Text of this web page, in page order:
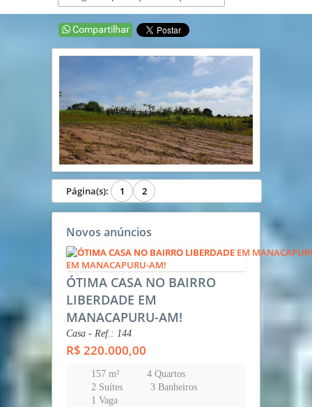
Página(s): 1 2
Novos anúncios
ÓTIMA CASA NO BAIRRO
LIBERDADE EM
MANACAPURU-AM!
Casa - Ref.: 144
R$ 220.000,00
157 m²
4 Quartos
2 Suítes
3 Banheiros
1 Vaga